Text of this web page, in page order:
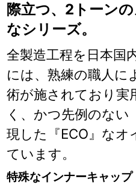
際立つ、2トーン
なシリーズ。
全製造工程を日本国
には、熟練の職人に
術が施されており実
く、かつ先例のない
現した『ECO』なオ
ています。
特殊なインナーキャップ